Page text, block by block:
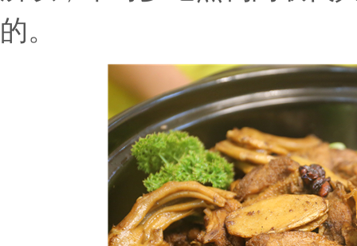
的。